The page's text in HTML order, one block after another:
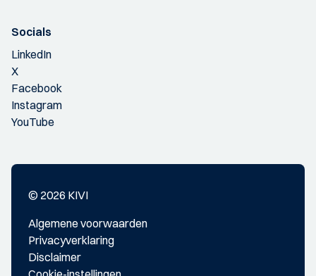
Socials
LinkedIn
X
Facebook
Instagram
YouTube
© 2026 KIVI
Algemene voorwaarden
Privacyverklaring
Disclaimer